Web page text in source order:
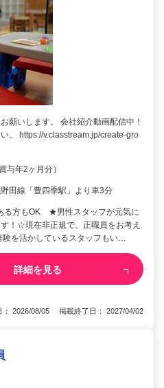
願いします。 会社紹介動画配信中！
。 https://v.classtream.jp/create-gro
与年2ヶ月分）
田線「豊四季駅」より車3分
る方もOK ★男性スタッフが元気に
！☆現在非正規で、正職員をお考え
を活かしているスタッフもい…
詳細を見る
： 2026/08/05 掲載終了日： 2027/04/02